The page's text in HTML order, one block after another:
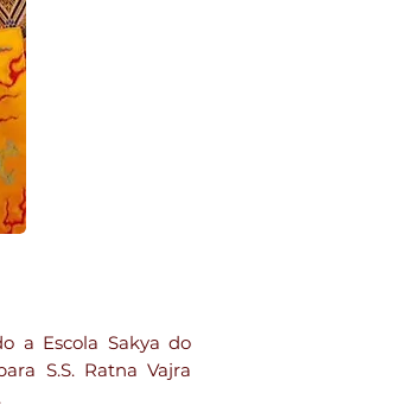
a Escola Sakya do
S.S. Ratna Vajra